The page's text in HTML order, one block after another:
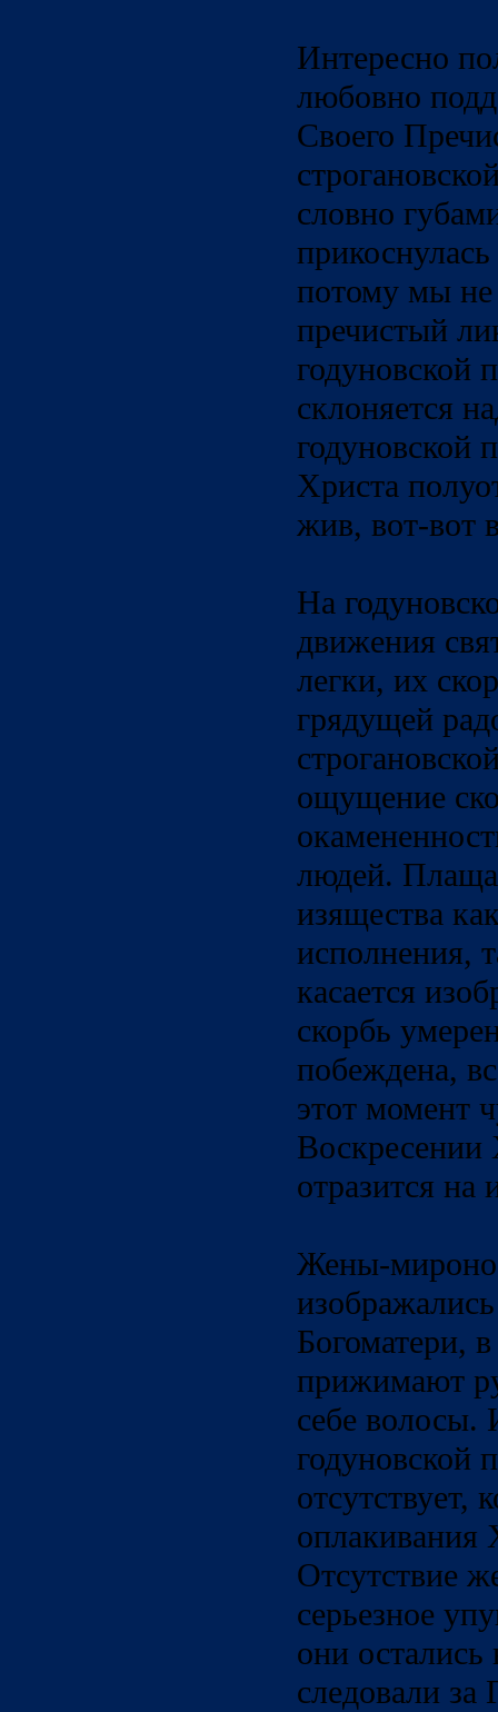
Интересно
любовно
Своего
словно
потому мы не
пречистый
годуновской
склоняется
годуновской
Христа
жив, вот-вот
На
движения
легки, их
грядущей
ощущение
людей.
изящества
исполнения,
касается
скорбь
побеждена,
этот момент
Воскресении
отразится на
Жены-
Богоматери,
прижимают
себе волосы.
годуновской
отсутствует,
оплакивания
Отсутствие
серьезное
они
следовали за